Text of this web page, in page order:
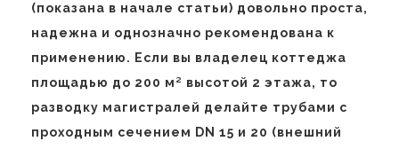
(показана в начале статьи) довольно проста,
надежна и однозначно рекомендована к
применению. Если вы владелец коттеджа
площадью до 200 м² высотой 2 этажа, то
разводку магистралей делайте трубами с
проходным сечением DN 15 и 20 (внешний